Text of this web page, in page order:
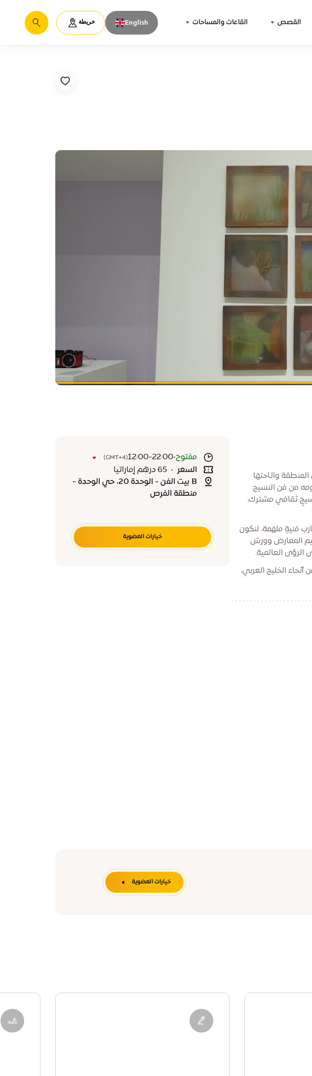
القصص القاعات والمساحات English خريطة
يبحث
مفتوح•
12:00-22:00
(GMT+4)
السعر • 65 درهم إماراتيا
B بيت الفن - الوحدة 20، حي الوحدة -
منطقة الفرص
خيارات العضوية
واتاحتها
من فن النسيج
ثقافي مشترك،
فنيةٍ ملهمة، لنكون
المعارض وورش
الرؤى العالمية.
"تشابُك"، الذي ننسج فيه معاً قصص وإبداعات 20 فناناً من أنحاء الخليج العربي،
خيارات العضوية